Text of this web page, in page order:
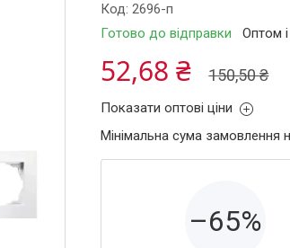
Готово до відправки Оптом
Код:2696-п
150,50 ₴
52,68 ₴
Показати оптові ціни
Мінімальна сума замовлення
–65%